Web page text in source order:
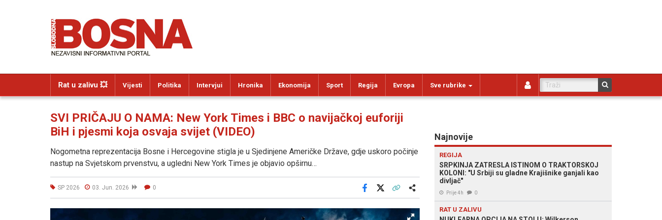
Rat u zalivu 💥 Vijesti Politika Intervjui Hronika Ekonomija Sport Regija Evropa Sve rubrike
SVI PRIČAJU O NAMA: New York Times i BBC o navijačkoj euforiji
BiH i pjesmi koja osvaja svijet (VIDEO)
Nogometna reprezentacija Bosne i Hercegovine stigla je u Sjedinjene Američke Države, gdje uskoro počinje
nastup na Svjetskom prvenstvu, a ugledni New York Times je objavio opširnu…
SP 2026 03. Jun. 2026 0
Facebook
Najnovije
REGIJA
SRPKINJA ZATRESLA ISTINOM O TRAKTORSKOJ
KOLONI: "U Srbiji su gladne Krajišnike ganjali kao
divljač"
Prije 4h 0
RAT U ZALIVU